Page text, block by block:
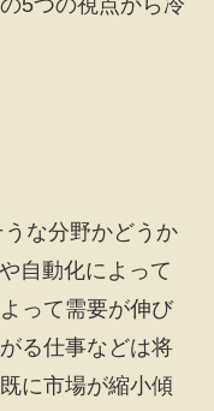
な分野かどうか
自動化によって
って需要が伸び
る仕事などは将
に市場が縮小傾